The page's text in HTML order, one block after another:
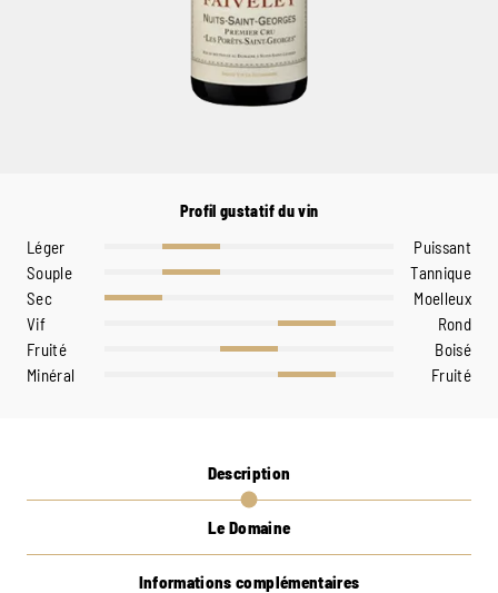
Profil gustatif du vin
Léger
Puissant
Souple
Tannique
Sec
Moelleux
Vif
Rond
Fruité
Boisé
Minéral
Fruité
Description
Le Domaine
Informations complémentaires